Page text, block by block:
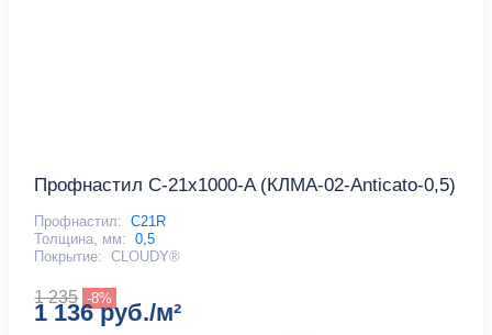
Профнастил С-21x1000-A (КЛМА-02-Anticato-0,5)
Профнастил: С21R
Толщина, мм: 0,5
Покрытие: CLOUDY®
1 235 -8%
1 136 руб./м²